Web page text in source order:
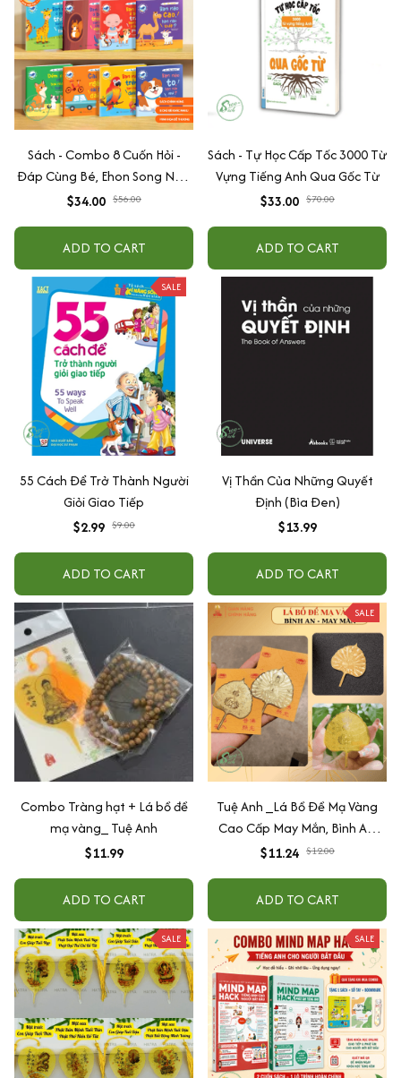
Sách - Combo 8 Cuốn Hỏi -
Đáp Cùng Bé, Ehon Song Ngữ
Việt - Anh - Dành Cho Bé Từ 0
$34.00 $56.00
ADD TO CART
Sách - Tự Học Cấp Tốc 3000 Từ
Vựng Tiếng Anh Qua Gốc Từ
$33.00 $70.00
ADD TO CART
SALE
55 Cách Để Trở Thành Người
Giỏi Giao Tiếp
$2.99 $9.00
ADD TO CART
Vị Thần Của Những Quyết
Định (Bìa Đen)
$13.99
ADD TO CART
Combo Tràng hạt + Lá bồ đề
mạ vàng_ Tuệ Anh
$11.99
ADD TO CART
SALE
Tuệ Anh _Lá Bồ Đề Mạ Vàng
Cao Cấp May Mắn, Bình An,
Chiêu Tài Lộc
$11.24 $12.00
ADD TO CART
SALE SALE